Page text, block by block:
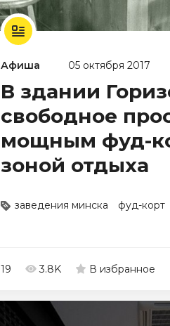
Афиша 05 октября 2017
В здании
свободное
мощным фуд-
зоной отдыха
заведения минска фуд-корт
19 3.8K В избранное